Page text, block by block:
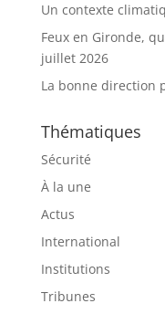
Un contexte
Feux en Gironde,
juillet 2026
La bonne direction
Thématiques
Sécurité
À la une
Actus
International
Institutions
Tribunes